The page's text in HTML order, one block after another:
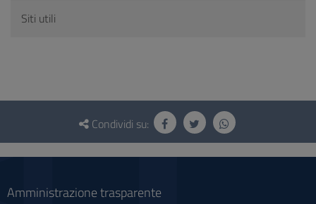
Siti utili
Questionario
social
Condividi su:
Amministrazione trasparente